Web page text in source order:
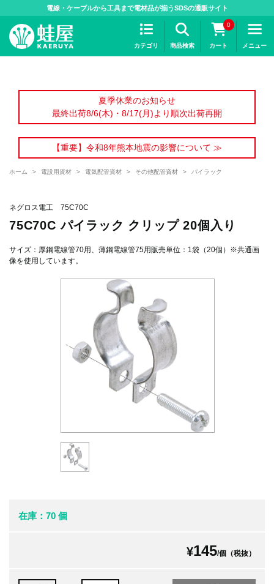
電線・ケーブルから工具まで電材品が揃うSDSの通販サイト
カテゴリ 商品検索
0
カート メニュー
夏季休業のお知らせ
最終出荷8/6(木)・8/17(月)より順次出荷再開
【重要】令和8年熊本地震の影響について ≫
ホーム > 電設用資材 > 電気配管資材 > その他配管資材 > パイラック
ネグロス電工 75C70C
75C70C パイラック クリップ 20個入り
サイズ：厚鋼電線管70用、薄鋼電線管75用販売単位：1袋（20個）※共通画
像を使用しています。
在庫：70 個
¥145/個（税抜）